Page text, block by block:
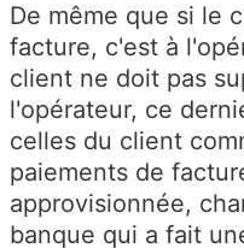
De même que si le
facture, c'est à
client ne doit pas
l'opérateur, ce
celles du client
paiements de
approvisionnée,
banque qui a fait